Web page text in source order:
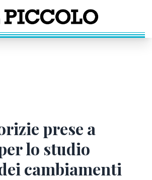
prese a
lo studio
cambiamenti